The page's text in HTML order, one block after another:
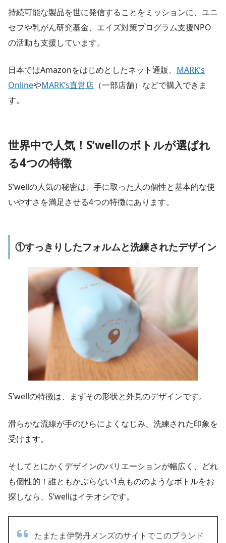
持続可能な製品を世に発信することをミッションに、ユニ
セフや乳がん研究基金、エイズ対策プログラム支援NPO
の活動も支援しています。
日本ではAmazonをはじめとしたネット通販、 MARK’s
OnlineやMARK’s直営店 （一部店舗）などで購入できま
す。
世界中で人気！S’wellのボトルが選ばれ
る4つの特徴
S’wellの人気の秘密は、手に取った人の個性と基本的な使
いやすさを満足させる4つの特徴にあります。
①すっきりしたフォルムと洗練されたデザイン
S’wellの特徴は、まずその形状と外見のデザインです。
滑らかな流線が手のひらによくなじみ、洗練された印象を
受けます。
そしてとにかくデザインのバリエーションが幅広く、どれ
も個性的！誰ともかぶらない1点もののようなボトルをお
探しなら、S’wellはイチオシです。
たまたま伊勢丹メンズのサイトでこのブランド